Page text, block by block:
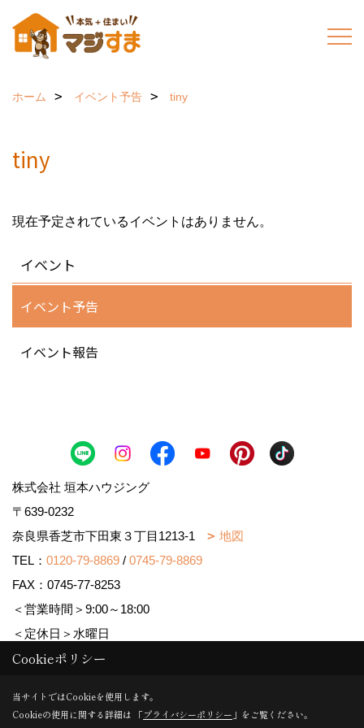
ホーム イベント予告 tiny
tiny
現在予定されているイベントはありません。
イベント
イベント予告
イベント報告
株式会社 垣本ハウジング
〒639-0232
奈良県香芝市下田東３丁目1213-1
地図
TEL： 0120-79-8869 / 0745-79-8869
FAX：0745-77-8253
＜営業時間＞9:00～18:00
＜定休日＞水曜日
Copyright (c) MAJISUMA. All Rights Reserved.
Produced byゴデスクリエイト
Cookieポリシー
当サイトではCookieを使用します。
Cookieの使用に関する詳細は 「プライバシーポリシー 」をご覧ください。